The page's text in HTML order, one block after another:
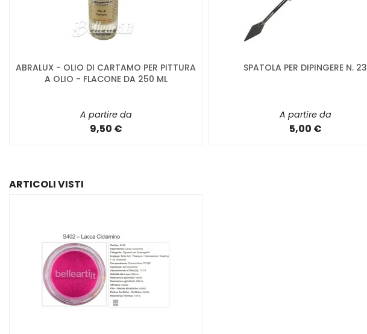
ABRALUX - OLIO DI CARTAMO PER PITTURA
A OLIO - FLACONE DA 250 ML
A partire da
9,50 €
SPATOLA PER DIPINGERE N. 23
A partire da
5,00 €
ARTICOLI VISTI